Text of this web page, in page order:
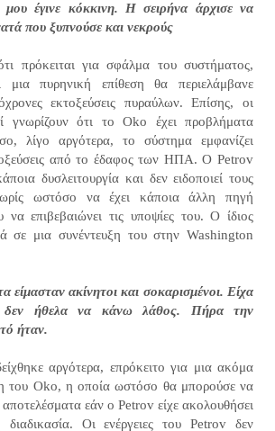
έγινε κόκκινη. Η σειρήνα άρχισε να
που ξυπνούσε και νεκρούς
πρόκειται για σφάλμα του συστήματος,
μια πυρηνική επίθεση θα περιελάμβανε
εκτοξεύσεις πυραύλων. Επίσης, οι
γνωρίζουν ότι το Oko έχει προβλήματα
λίγο αργότερα, το σύστημα εμφανίζει
από το έδαφος των ΗΠΑ. Ο Petrov
δυσλειτουργία και δεν ειδοποιεί τους
ωστόσο να έχει κάποια άλλη πηγή
επιβεβαιώνει τις υποψίες του. Ο ίδιος
σε μια συνέντευξη του στην Washington
είμασταν ακίνητοι και σοκαρισμένοι. Είχα
δεν ήθελα να κάνω λάθος. Πήρα την
ήταν.
αργότερα, επρόκειτο για μια ακόμα
του Oko, η οποία ωστόσο θα μπορούσε να
αποτελέσματα εάν ο Petrov είχε ακολουθήσει
διαδικασία. Οι ενέργειες του Petrov δεν